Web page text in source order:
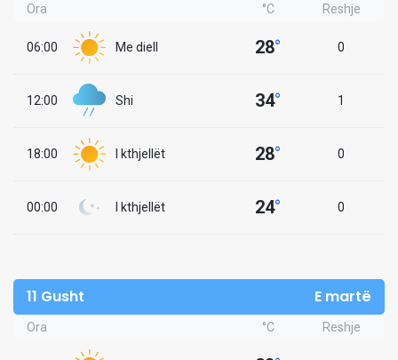
Ora °C Reshje
06:00 Me diell 28° 0
12:00 Shi 34° 1
18:00 I kthjellët 28° 0
00:00 I kthjellët 24° 0
11 Gusht E martë
Ora °C Reshje